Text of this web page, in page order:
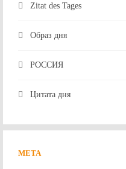
Zitat des Tages
Образ дня
РОССИЯ
Цитата дня
МЕТА